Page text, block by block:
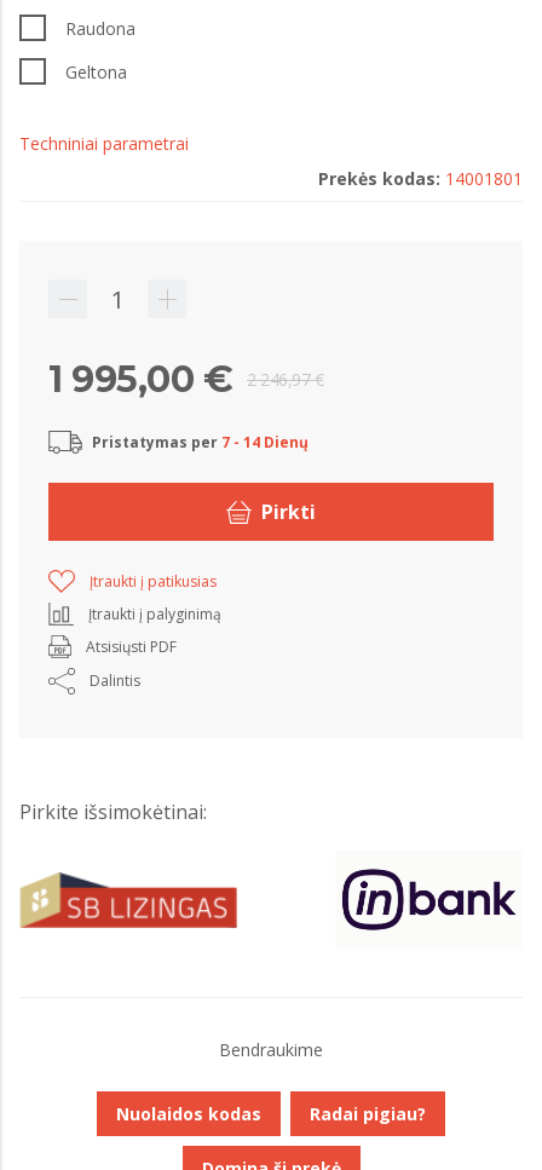
Raudona
Geltona
Techniniai parametrai
Prekės kodas: 14001801
2 246,97 €
1 995,00 €
Pristatymas per 7 - 14 Dienų
Pirkti
Įtraukti į patikusias
Įtraukti į palyginimą
Atsisiųsti PDF
Dalintis
Pirkite išsimokėtinai:
Bendraukime
Nuolaidos kodas Radai pigiau?